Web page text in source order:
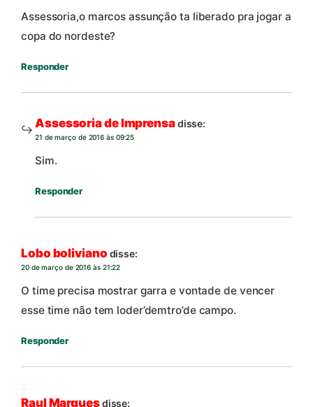
Assessoria,o marcos assunção ta liberado pra jogar a
copa do nordeste?
Responder
Assessoria de Imprensadisse:
21 de março de 2016 às 09:25
Sim.
Responder
Lobo boliviano disse:
20 de março de 2016 às 21:22
O time precisa mostrar garra e vontade de vencer
esse time não tem loder’demtro’de campo.
Responder
Raul Marquesdisse: